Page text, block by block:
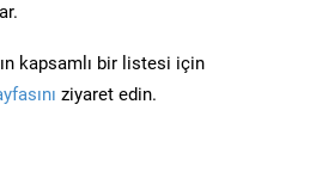
kapsamlı bir listesi için
ziyaret edin.